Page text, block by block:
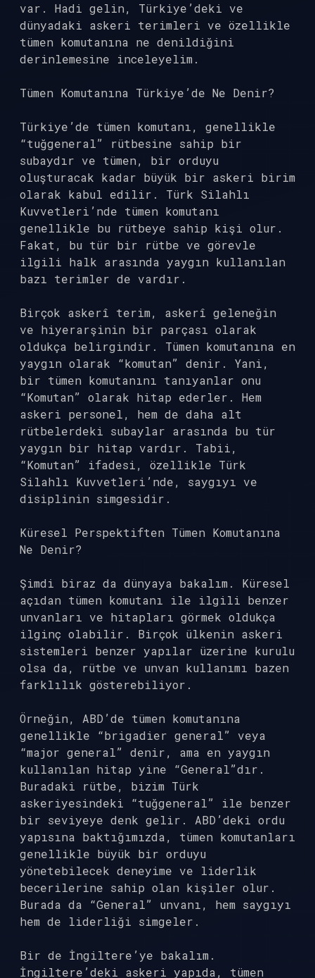
var. Hadi gelin, Türkiye’deki ve
dünyadaki askeri terimleri ve özellikle
tümen komutanına ne denildiğini
derinlemesine inceleyelim.
Tümen Komutanına Türkiye’de Ne Denir?
Türkiye’de tümen komutanı, genellikle
“tuğgeneral” rütbesine sahip bir
subaydır ve tümen, bir orduyu
oluşturacak kadar büyük bir askeri birim
olarak kabul edilir. Türk Silahlı
Kuvvetleri’nde tümen komutanı
genellikle bu rütbeye sahip kişi olur.
Fakat, bu tür bir rütbe ve görevle
ilgili halk arasında yaygın kullanılan
bazı terimler de vardır.
Birçok askerî terim, askerî geleneğin
ve hiyerarşinin bir parçası olarak
oldukça belirgindir. Tümen komutanına en
yaygın olarak “komutan” denir. Yani,
bir tümen komutanını tanıyanlar onu
“Komutan” olarak hitap ederler. Hem
askeri personel, hem de daha alt
rütbelerdeki subaylar arasında bu tür
yaygın bir hitap vardır. Tabii,
“Komutan” ifadesi, özellikle Türk
Silahlı Kuvvetleri’nde, saygıyı ve
disiplinin simgesidir.
Küresel Perspektiften Tümen Komutanına
Ne Denir?
Şimdi biraz da dünyaya bakalım. Küresel
açıdan tümen komutanı ile ilgili benzer
unvanları ve hitapları görmek oldukça
ilginç olabilir. Birçok ülkenin askeri
sistemleri benzer yapılar üzerine kurulu
olsa da, rütbe ve unvan kullanımı bazen
farklılık gösterebiliyor.
Örneğin, ABD’de tümen komutanına
genellikle “brigadier general” veya
“major general” denir, ama en yaygın
kullanılan hitap yine “General”dır.
Buradaki rütbe, bizim Türk
askeriyesindeki “tuğgeneral” ile benzer
bir seviyeye denk gelir. ABD’deki ordu
yapısına baktığımızda, tümen komutanları
genellikle büyük bir orduyu
yönetebilecek deneyime ve liderlik
becerilerine sahip olan kişiler olur.
Burada da “General” unvanı, hem saygıyı
hem de liderliği simgeler.
Bir de İngiltere’ye bakalım.
İngiltere’deki askeri yapıda, tümen